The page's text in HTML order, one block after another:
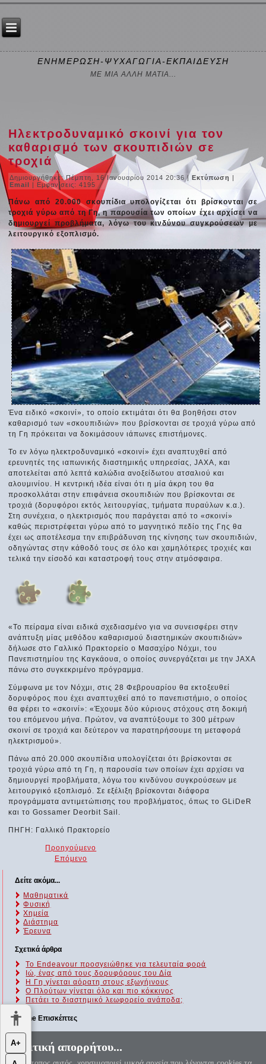
ΕΝΗΜΕΡΩΣΗ-ΨΥΧΑΓΩΓΙΑ-ΕΚΠΑΙΔΕΥΣΗ
ΜΕ ΜΙΑ ΑΛΛΗ ΜΑΤΙΑ...
Ηλεκτροδυναμικό σκοινί για τον
καθαρισμό των σκουπιδιών σε
τροχιά
Δημιουργήθηκε: Πέμπτη, 16 Ιανουαρίου 2014 20:36 |Εκτύπωση |
Email | Εμφανίσεις: 4195
Πάνω από 20.000 σκουπίδια υπολογίζεται ότι βρίσκονται σε
τροχιά γύρω από τη Γη, η παρουσία των οποίων έχει αρχίσει να
δημιουργεί προβλήματα, λόγω του κινδύνου συγκρούσεων με
λειτουργικό εξοπλισμό.
Ένα ειδικό «σκοινί», το οποίο εκτιμάται ότι θα βοηθήσει στον
καθαρισμό των «σκουπιδιών» που βρίσκονται σε τροχιά γύρω από
τη Γη πρόκειται να δοκιμάσουν ιάπωνες επιστήμονες.
Το εν λόγω ηλεκτροδυναμικό «σκοινί» έχει αναπτυχθεί από
ερευνητές της ιαπωνικής διαστημικής υπηρεσίας, JAXA, και
αποτελείται από λεπτά καλώδια ανοξείδωτου ατσαλιού και
αλουμινίου. Η κεντρική ιδέα είναι ότι η μία άκρη του θα
προσκολλάται στην επιφάνεια σκουπιδιών που βρίσκονται σε
τροχιά (δορυφόροι εκτός λειτουργίας, τμήματα πυραύλων κ.α.).
Στη συνέχεια, ο ηλεκτρισμός που παράγεται από το «σκοινί»
καθώς περιστρέφεται γύρω από το μαγνητικό πεδίο της Γης θα
έχει ως αποτέλεσμα την επιβράδυνση της κίνησης των σκουπιδιών,
οδηγώντας στην κάθοδό τους σε όλο και χαμηλότερες τροχιές και
τελικά την είσοδό και καταστροφή τους στην ατμόσφαιρα.
«Το πείραμα είναι ειδικά σχεδιασμένο για να συνεισφέρει στην
ανάπτυξη μίας μεθόδου καθαρισμού διαστημικών σκουπιδιών»
δήλωσε στο Γαλλικό Πρακτορείο ο Μασαχίρο Νόχμι, του
Πανεπιστημίου της Καγκάουα, ο οποίος συνεργάζεται με την JAXA
πάνω στο συγκεκριμένο πρόγραμμα.
Σύμφωνα με τον Νόχμι, στις 28 Φεβρουαρίου θα εκτοξευθεί
δορυφόρος που έχει αναπτυχθεί από το πανεπιστήμιο, ο οποίος
θα φέρει το «σκοινί»: «Έχουμε δύο κύριους στόχους στη δοκιμή
του επόμενου μήνα. Πρώτον, να αναπτύξουμε το 300 μέτρων
σκοινί σε τροχιά και δεύτερον να παρατηρήσουμε τη μεταφορά
ηλεκτρισμού».
Πάνω από 20.000 σκουπίδια υπολογίζεται ότι βρίσκονται σε
τροχιά γύρω από τη Γη, η παρουσία των οποίων έχει αρχίσει να
δημιουργεί προβλήματα, λόγω του κινδύνου συγκρούσεων με
λειτουργικό εξοπλισμό. Σε εξέλιξη βρίσκονται διάφορα
προγράμματα αντιμετώπισης του προβλήματος, όπως το GLiDeR
και το Gossamer Deorbit Sail.
ΠΗΓΗ: Γαλλικό Πρακτορείο
Προηγούμενο
Επόμενο
Δείτε ακόμα...
Μαθηματικά
Φυσική
Χημεία
Διάστημα
Έρευνα
Σχετικά άρθρα
To Endeavour προσγειώθηκε για τελευταία φορά
Ιώ, ένας από τους δορυφόρους του Δία
Η Γη γίνεται αόρατη στους εξωγήινους
Ο Πλούτων γίνεται όλο και πιο κόκκινος
Πετάει το διαστημικό λεωφορείο ανάποδα;
Online Επισκέπτες
Αυτήν τη στιγμή επισκέπτονται τον ιστότοπό μας 138 guests και
κανένα μέλος
Πολιτική απορρήτου...
Α+